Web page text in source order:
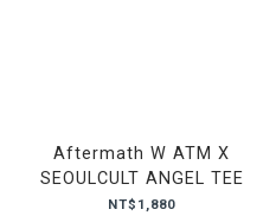
Aftermath W ATM X
SEOULCULT ANGEL TEE
NT$1,880